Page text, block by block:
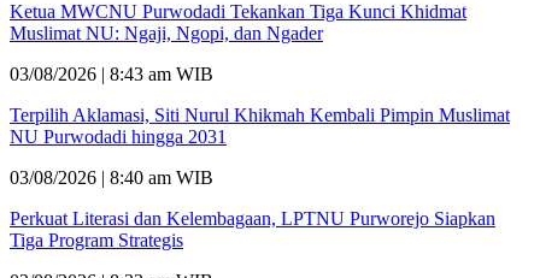
Ketua MWCNU Purwodadi Tekankan Tiga Kunci Khidmat
Muslimat NU: Ngaji, Ngopi, dan Ngader
03/08/2026 | 8:43 am WIB
Terpilih Aklamasi, Siti Nurul Khikmah Kembali Pimpin Muslimat
NU Purwodadi hingga 2031
03/08/2026 | 8:40 am WIB
Perkuat Literasi dan Kelembagaan, LPTNU Purworejo Siapkan
Tiga Program Strategis